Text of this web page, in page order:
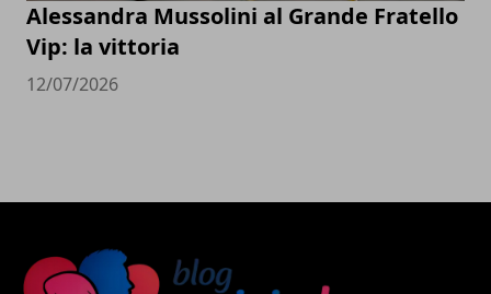
Alessandra Mussolini al Grande Fratello
Vip: la vittoria
12/07/2026